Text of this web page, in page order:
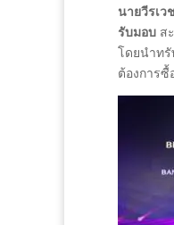
นายวีรเ
รับมอบ ส
โดยนำท
ต้องการ